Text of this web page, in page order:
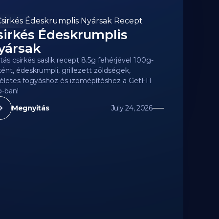
kcal
Édeskrumplis
csirkés saslik recept 8.5g fehérjével 100g-
édeskrumpli, grillezett zöldségek,
fogyáshoz és izomépítéshez a GetFIT
ban!
Megnyitás
July 24, 2026